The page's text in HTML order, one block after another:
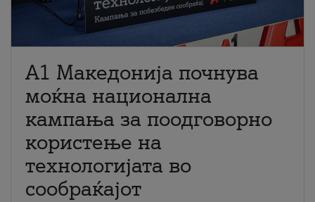
A1 Македонија почнува
моќна национална
кампања за поодговорно
користење на
технологијата во
сообраќајот